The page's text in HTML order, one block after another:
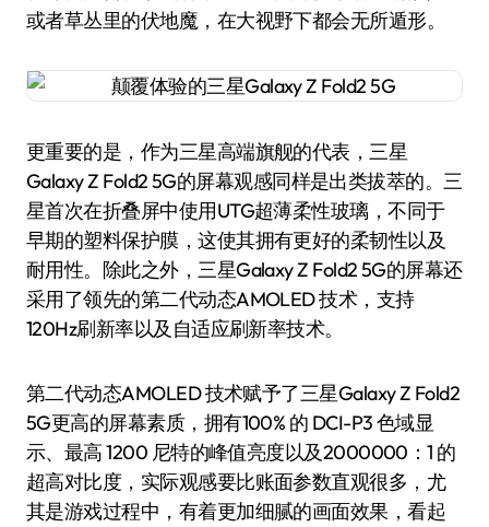
或者草丛里的伏地魔，在大视野下都会无所遁形。
更重要的是，作为三星高端旗舰的代表，三星
Galaxy Z Fold2 5G的屏幕观感同样是出类拔萃的。三
星首次在折叠屏中使用UTG超薄柔性玻璃，不同于
早期的塑料保护膜，这使其拥有更好的柔韧性以及
耐用性。除此之外，三星Galaxy Z Fold2 5G的屏幕还
采用了领先的第二代动态AMOLED 技术，支持
120Hz刷新率以及自适应刷新率技术。
第二代动态AMOLED 技术赋予了三星Galaxy Z Fold2
5G更高的屏幕素质，拥有100% 的 DCI-P3 色域显
示、最高 1200 尼特的峰值亮度以及2000000：1 的
超高对比度，实际观感要比账面参数直观很多，尤
其是游戏过程中，有着更加细腻的画面效果，看起